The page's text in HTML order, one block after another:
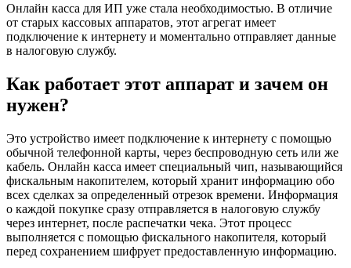
Онлайн касса для ИП уже стала необходимостью. В отличие
от старых кассовых аппаратов, этот агрегат имеет
подключение к интернету и моментально отправляет данные
в налоговую службу.
Как работает этот аппарат и зачем он
нужен?
Это устройство имеет подключение к интернету с помощью
обычной телефонной карты, через беспроводную сеть или же
кабель. Онлайн касса имеет специальный чип, называющийся
фискальным накопителем, который хранит информацию обо
всех сделках за определенный отрезок времени. Информация
о каждой покупке сразу отправляется в налоговую службу
через интернет, после распечатки чека. Этот процесс
выполняется с помощью фискального накопителя, который
перед сохранением шифрует предоставленную информацию.